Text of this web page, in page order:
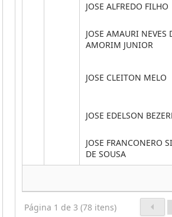
JOSE ALFREDO FILHO
JOSE AMAURI NEVES
AMORIM JUNIOR
JOSE CLEITON MELO
JOSE EDELSON
JOSE FRANCONERO
DE SOUSA
Página 1 de 3 (78 itens)